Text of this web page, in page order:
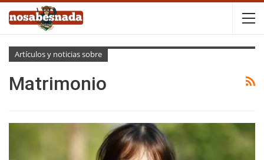
Artículos y noticias sobre
Matrimonio